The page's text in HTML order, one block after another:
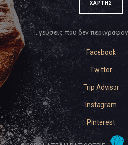
ΧΑΡΤΗΣ
…γεύσεις που δεν
Facebook
Twitter
Trip Advisor
Instagram
Pinterest